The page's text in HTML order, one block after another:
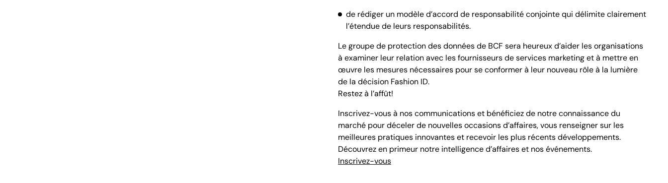
de rédiger un modèle d’accord de responsabilité conjointe qui délimite clairement
l’étendue de leurs responsabilités.
Le groupe de protection des données de BCF sera heureux d’aider les organisations
à examiner leur relation avec les fournisseurs de services marketing et à mettre en
œuvre les mesures nécessaires pour se conformer à leur nouveau rôle à la lumière
de la décision Fashion ID.
Restez à l’affût!
Inscrivez-vous à nos communications et bénéficiez de notre connaissance du
marché pour déceler de nouvelles occasions d’affaires, vous renseigner sur les
meilleures pratiques innovantes et recevoir les plus récents développements.
Découvrez en primeur notre intelligence d’affaires et nos événements.
Inscrivez-vous